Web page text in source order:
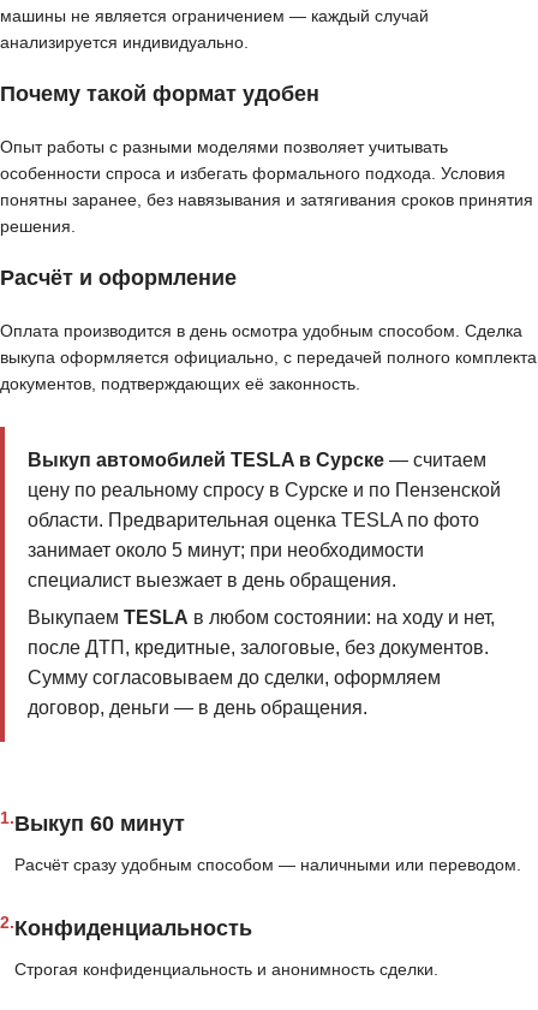
машины не является ограничением — каждый случай
анализируется индивидуально.
Почему такой формат удобен
Опыт работы с разными моделями позволяет учитывать
особенности спроса и избегать формального подхода. Условия
понятны заранее, без навязывания и затягивания сроков принятия
решения.
Расчёт и оформление
Оплата производится в день осмотра удобным способом. Сделка
выкупа оформляется официально, с передачей полного комплекта
документов, подтверждающих её законность.
Выкуп автомобилей TESLA в Сурске— считаем
цену по реальному спросу в Сурске и по Пензенской
области. Предварительная оценка TESLA по фото
занимает около 5 минут; при необходимости
специалист выезжает в день обращения.
Выкупаем TESLA в любом состоянии: на ходу и нет,
после ДТП, кредитные, залоговые, без документов.
Сумму согласовываем до сделки, оформляем
договор, деньги — в день обращения.
1.Выкуп 60 минут
Расчёт сразу удобным способом — наличными или переводом.
2.Конфиденциальность
Строгая конфиденциальность и анонимность сделки.